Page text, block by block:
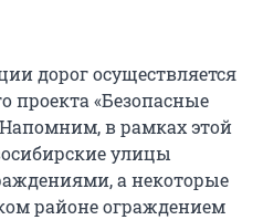
дорог осуществляется
проекта «Безопасные
в рамках этой
улицы
а некоторые
районе ограждением